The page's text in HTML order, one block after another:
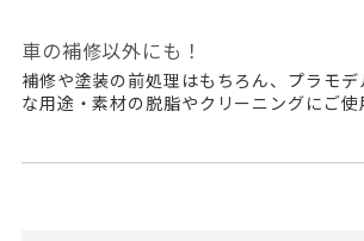
車の補修以外にも！
補修や塗装の前処理はもちろん、プラモ
な用途・素材の脱脂やクリーニングにご使